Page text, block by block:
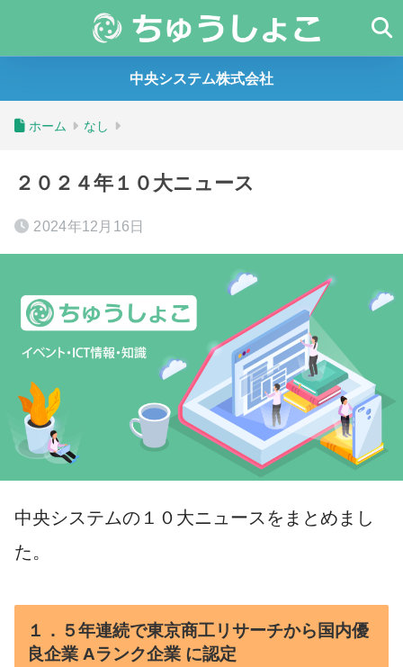
中央システム株式会社
ホーム なし
２０２４年１０大ニュース
2024年12月16日
中央システムの１０大ニュースをまとめまし
た。
１．５年連続で東京商工リサーチから国内優
良企業 Aランク企業 に認定